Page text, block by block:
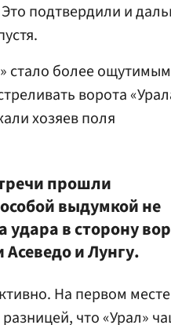
подтвердили и
стало более
ворота
хозяев поля
прошли
выдумкой не
удара в сторону
и Лунгу.
На первом месте
что «Урал»